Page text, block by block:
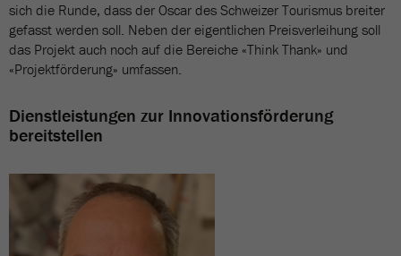
sich die Runde, dass der Oscar des Schweizer Tourismus breiter
gefasst werden soll. Neben der eigentlichen Preisverleihung soll
das Projekt auch noch auf die Bereiche «Think Thank» und
«Projektförderung» umfassen.
Dienstleistungen zur Innovationsförderung
bereitstellen